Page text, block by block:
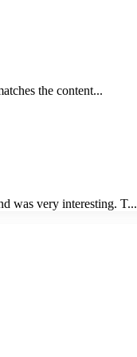
the content...
was very interesting. T...